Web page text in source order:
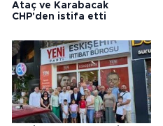
Ataç ve Karabacak
CHP'den istifa etti